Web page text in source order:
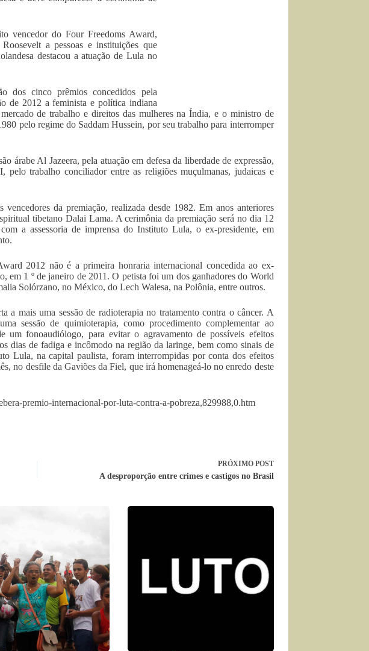
vencedor do Four Freedoms Award,
a pessoas e instituições que
destacou a atuação de Lula no
dos cinco prêmios concedidos pela
de 2012 a feminista e política indiana
de trabalho e direitos das mulheres na Índia, e o ministro de
pelo regime do Saddam Hussein, por seu trabalho para interromper
árabe Al Jazeera, pela atuação em defesa da liberdade de expressão,
pelo trabalho conciliador entre as religiões muçulmanas, judaicas e
da premiação, realizada desde 1982. Em anos anteriores
tibetano Dalai Lama. A cerimônia da premiação será no dia 12
a assessoria de imprensa do Instituto Lula, o ex-presidente, em
2012 não é a primeira honraria internacional concedida ao ex-
em 1 º de janeiro de 2011. O petista foi um dos ganhadores do World
Solórzano, no México, do Lech Walesa, na Polônia, entre outros.
a mais uma sessão de radioterapia no tratamento contra o câncer. A
sessão de quimioterapia, como procedimento complementar ao
um fonoaudiólogo, para evitar o agravamento de possíveis efeitos
dias de fadiga e incômodo na região da laringe, bem como sinais de
Lula, na capital paulista, foram interrompidas por conta dos efeitos
no desfile da Gaviões da Fiel, que irá homenageá-lo no enredo deste
premio-internacional-por-luta-contra-a-pobreza,829988,0.htm
PRÓXIMO POST
A desproporção entre crimes e castigos no Brasil